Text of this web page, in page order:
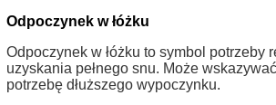
Odpoczynek w łóżku
Odpoczynek w łóżku to symbol potrzeby
uzyskania pełnego snu. Może
potrzebę dłuższego wypoczynku.